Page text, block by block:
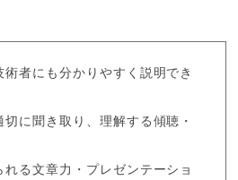
者にも分かりやすく説明でき
に聞き取り、理解する傾聴・
れる文章力・プレゼンテーショ